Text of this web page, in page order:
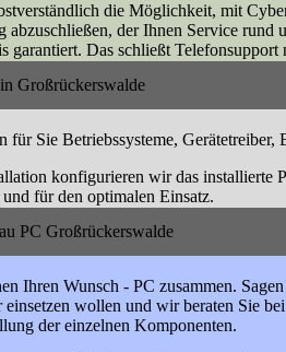
die Möglichkeit, mit
abzuschließen, der Ihnen Service rund
garantiert. Das schließt Telefonsupport
Großrückerswalde
für Sie Betriebssysteme, Gerätetreiber,
konfigurieren wir das installierte
für den optimalen Einsatz.
PC Großrückerswalde
Ihren Wunsch - PC zusammen.
einsetzen wollen und wir beraten Sie
der einzelnen Komponenten.